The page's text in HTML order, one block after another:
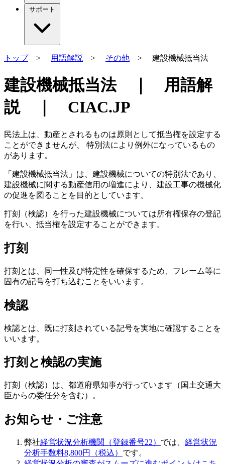
サポート
トップ> 用語解説 > その他 > 建設機械抵当法
建設機械抵当法 ｜ 用語解
説 ｜ CIAC.JP
民法上は、動産とされるものは原則として抵当権を設定する
ことができませんが、 特別法により例外になっているもの
があります。
「建設機械抵当法」は、建設機械についての特別法であり、
建設機械に関する動産信用の増進により、建設工事の機械化
の促進を図ることを目的としています。
打刻（検認）を行った建設機械については所有権保存の登記
を行い、抵当権を設定することができます。
打刻
打刻とは、同一性及び特定性を確保するため、フレーム等に
固有の記号を打ち込むことをいいます。
検認
検認とは、既に打刻されている記号を実地に確認することを
いいます。
打刻と検認の実施
打刻（検認）は、都道府県知事が行っています（国土交通大
臣からの委任分を含む）。
お知らせ・ご注意
弊社経営状況分析機関（登録番号22） では、 経営状況
分析手数料8,800円（税込） です。